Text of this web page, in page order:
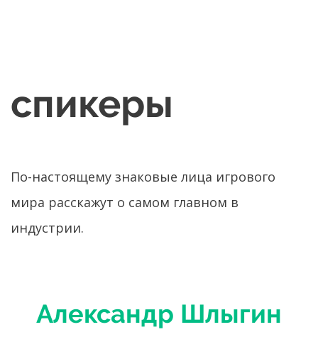
спикеры
По-настоящему знаковые лица игрового
мира расскажут о самом главном в
индустрии.
Александр Шлыгин